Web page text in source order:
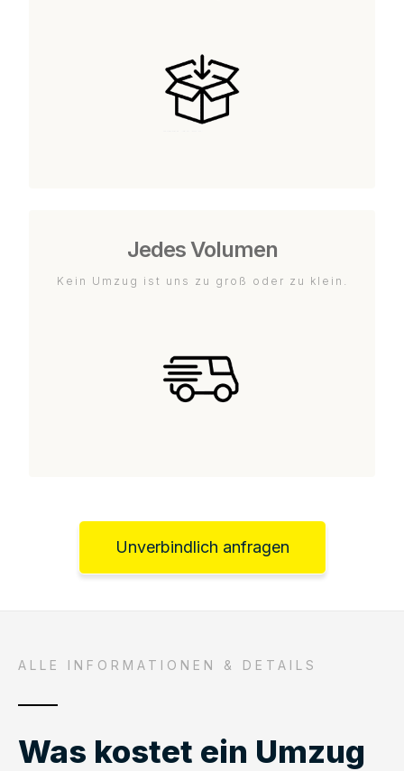
Jedes Volumen
Kein Umzug ist uns zu groß oder zu klein.
Unverbindlich anfragen
ALLE INFORMATIONEN & DETAILS
Was kostet ein Umzug